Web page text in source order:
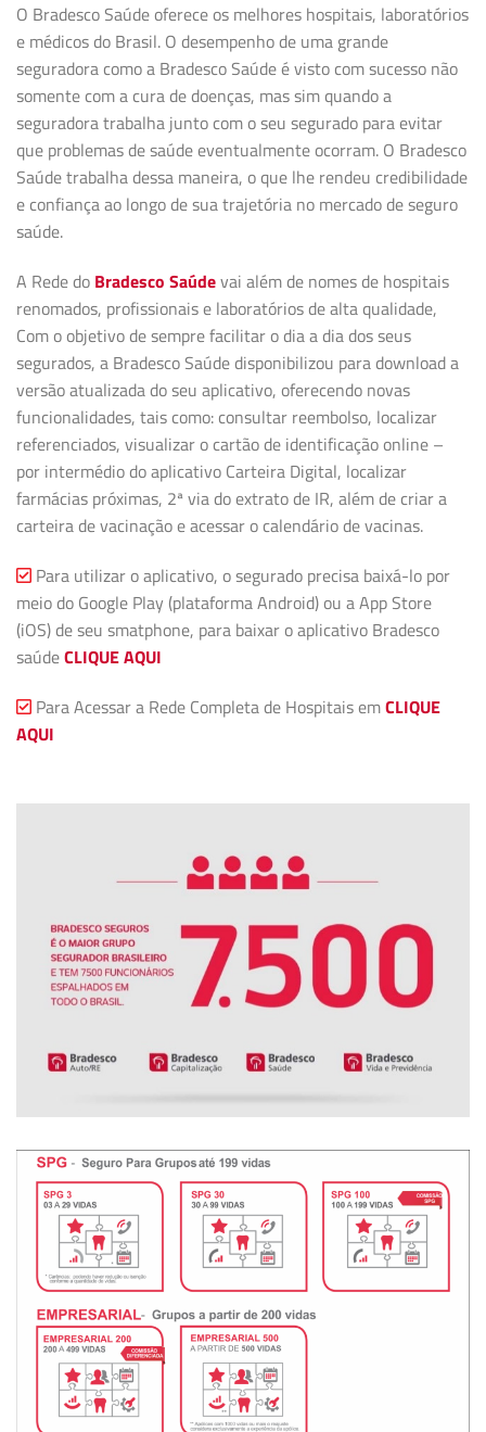
O Bradesco Saúde oferece os melhores hospitais, laboratórios
e médicos do Brasil. O desempenho de uma grande
seguradora como a Bradesco Saúde é visto com sucesso não
somente com a cura de doenças, mas sim quando a
seguradora trabalha junto com o seu segurado para evitar
que problemas de saúde eventualmente ocorram. O Bradesco
Saúde trabalha dessa maneira, o que lhe rendeu credibilidade
e confiança ao longo de sua trajetória no mercado de seguro
saúde.
A Rede do Bradesco Saúdevai além de nomes de hospitais
renomados, profissionais e laboratórios de alta qualidade,
Com o objetivo de sempre facilitar o dia a dia dos seus
segurados, a Bradesco Saúde disponibilizou para download a
versão atualizada do seu aplicativo, oferecendo novas
funcionalidades, tais como: consultar reembolso, localizar
referenciados, visualizar o cartão de identificação online –
por intermédio do aplicativo Carteira Digital, localizar
farmácias próximas, 2ª via do extrato de IR, além de criar a
carteira de vacinação e acessar o calendário de vacinas.
Para utilizar o aplicativo, o segurado precisa baixá-lo por
meio do Google Play (plataforma Android) ou a App Store
(iOS) de seu smatphone, para baixar o aplicativo Bradesco
saúdeCLIQUE AQUI
Para Acessar a Rede Completa de Hospitais emCLIQUE
AQUI